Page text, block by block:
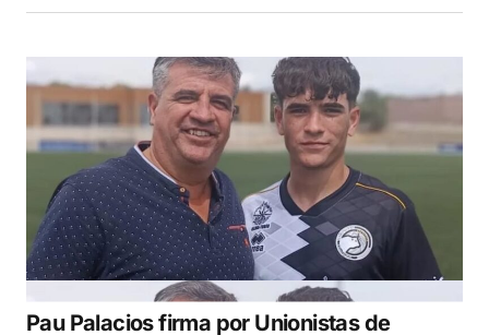
Pau Palacios firma por Unionistas de